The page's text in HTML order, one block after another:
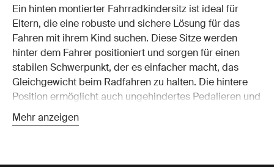
Ein hinten montierter Fahrradkindersitz ist ideal für
Eltern, die eine robuste und sichere Lösung für das
Fahren mit ihrem Kind suchen. Diese Sitze werden
hinter dem Fahrer positioniert und sorgen für einen
stabilen Schwerpunkt, der es einfacher macht, das
Gleichgewicht beim Radfahren zu halten. Die hintere
Position ermöglicht auch ungehindertes Pedalieren und
Handling, was für längere Fahrten oder
anspruchsvolleres Gelände unerlässlich ist.
Mehr anzeigen